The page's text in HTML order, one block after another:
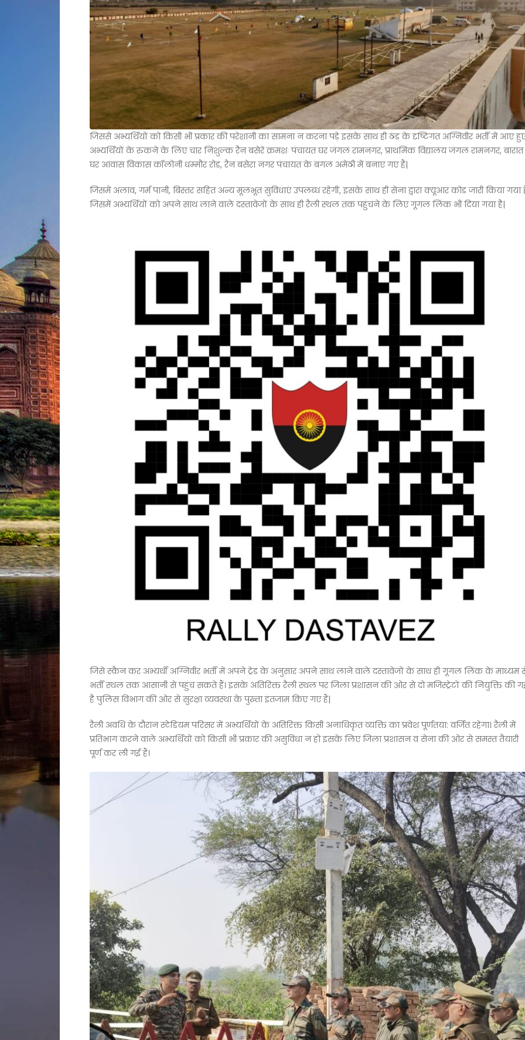
जिससे अभ्यर्थियों को किसी भी प्रकार की परेशानी का सामना न करना पड़े इसके साथ ही ठंड के दृष्टिगत अग्निवीर भर्ती में आए
अभ्यर्थियों के रुकने के लिए चार निशुल्क रैन बसेरे क्रमशः पंचायत घर जंगल रामनगर, प्राथमिक विद्यालय जंगल रामनगर, बारात
घर आवास विकास कॉलोनी धम्मौर रोड, रैन बसेरा नगर पंचायत के बगल अमेठी में बनाए गए हैं|
जिसमें अलाव, गर्म पानी, बिस्तर सहित अन्य मूलभूत सुविधाएं उपलब्ध रहेगीं, इसके साथ ही सेना द्वारा क्यूआर कोड जारी किया गया
जिसमें अभ्यर्थियों को अपने साथ लाने वाले दस्तावेजों के साथ ही रैली स्थल तक पहुंचने के लिए गूगल लिंक भी दिया गया है|
जिसे स्कैन कर अभ्यर्थी अग्निवीर भर्ती में अपने ट्रेड के अनुसार अपने साथ लाने वाले दस्तावेजों के साथ ही गूगल लिंक के माध्यम
भर्ती स्थल तक आसानी से पहुंच सकते हैं। इसके अतिरिक्त रैली स्थल पर जिला प्रशासन की ओर से दो मजिस्ट्रेटों की नियुक्ति की
है पुलिस विभाग की ओर से सुरक्षा व्यवस्था के पुख्ता इंतजाम किए गए हैं|
रैली अवधि के दौरान स्टेडियम परिसर में अभ्यर्थियों के अतिरिक्त किसी अनाधिकृत व्यक्ति का प्रवेश पूर्णतया: वर्जित रहेगा। रैली में
प्रतिभाग करने वाले अभ्यर्थियों को किसी भी प्रकार की असुविधा न हो इसके लिए जिला प्रशासन व सेना की ओर से समस्त तैयारी
पूर्ण कर ली गई हैं।